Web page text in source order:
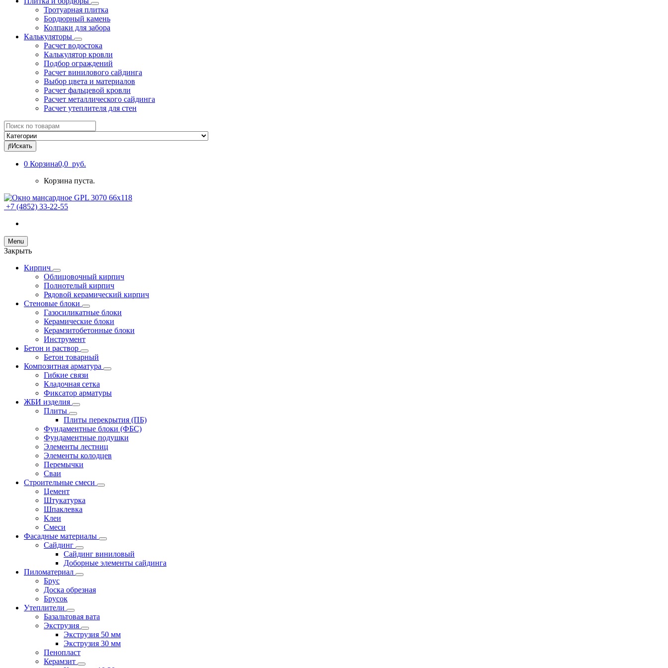
Тротуарная плитка
Бордюрный камень
Колпаки для забора
Калькуляторы
Расчет водостока
Калькулятор кровли
Подбор ограждений
Расчет винилового сайдинга
Выбор цвета и материалов
Расчет фальцевой кровли
Расчет металлического сайдинга
Расчет утеплителя для стен
Search
for:
Искать
0 Корзина0,0 руб.
Корзина пуста.
+7 (4852) 33-22-55
Menu
Закрыть
Кирпич
Облицовочный кирпич
Полнотелый кирпич
Рядовой керамический кирпич
Стеновые блоки
Газосиликатные блоки
Керамические блоки
Керамзитобетонные блоки
Инструмент
Бетон и раствор
Бетон товарный
Композитная арматура
Гибкие связи
Кладочная сетка
Фиксатор арматуры
ЖБИ изделия
Плиты
Плиты перекрытия (ПБ)
Фундаментные блоки (ФБС)
Фундаментные подушки
Элементы лестниц
Элементы колодцев
Перемычки
Сваи
Строительные смеси
Цемент
Штукатурка
Шпаклевка
Клеи
Смеси
Фасадные материалы
Сайдинг
Сайдинг виниловый
Доборные элементы сайдинга
Пиломатериал
Брус
Доска обрезная
Брусок
Утеплители
Базальтовая вата
Экструзия
Экструзия 50 мм
Экструзия 30 мм
Пенопласт
Керамзит